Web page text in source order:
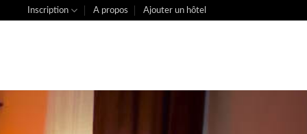
Inscription A propos Ajouter un hôtel